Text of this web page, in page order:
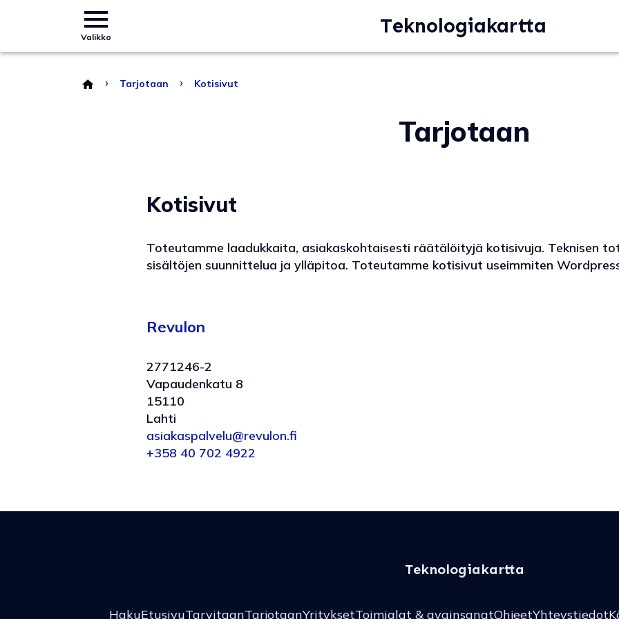
Valikko Teknologiakartta
› Tarjotaan › Kotisivut
Tarjotaan
Kotisivut
Toteutamme laadukkaita, asiakaskohtaisesti räätälöityjä kotisivuja. Teknisen
sisältöjen suunnittelua ja ylläpitoa. Toteutamme kotisivut useimmiten
Revulon
2771246-2
Vapaudenkatu 8
15110
Lahti
asiakaspalvelu@revulon.fi
+358 40 702 4922
Teknologiakartta
HakuEtusivuTarvitaanTarjotaanYrityksetToimialat & avainsanatOhjeetYhteystiedot